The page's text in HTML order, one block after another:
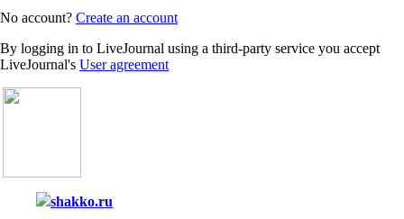
No account? Create an account
By logging in to LiveJournal using a third-party service you accept
LiveJournal's User agreement
shakko.ru